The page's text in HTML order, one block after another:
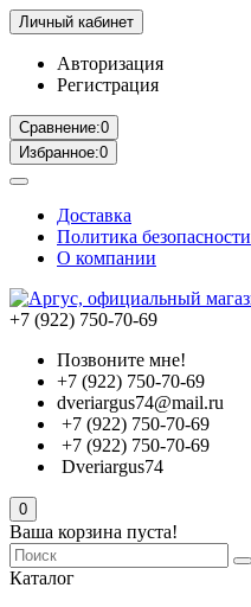
Личный кабинет
Авторизация
Регистрация
Сравнение:0
Избранное:0
Доставка
Политика безопасности
О компании
+7 (922) 750-70-69
Позвоните мне!
+7 (922) 750-70-69
dveriargus74@mail.ru
+7 (922) 750-70-69
+7 (922) 750-70-69
Dveriargus74
0
Ваша корзина пуста!
Каталог